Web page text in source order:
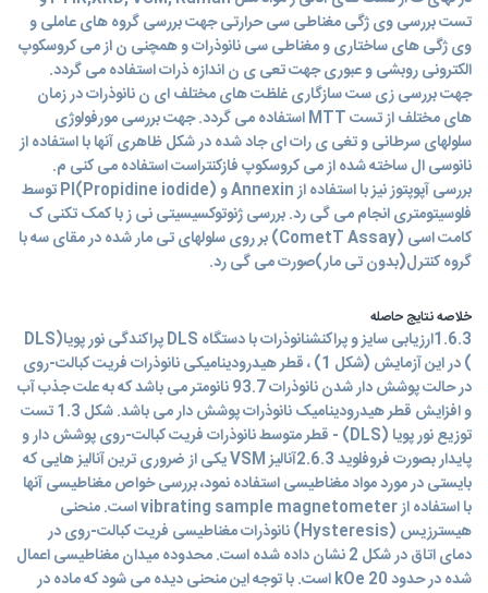
تست بررسی وی ژگی مغناطی سی حرارتی جهت بررسی گروه های عاملی و
وی ژگی های ساختاری و مغناطی سی نانوذرات و همچنی ن از می کروسکوپ
الکترونی روبشی و عبوری جهت تعی ی ن اندازه ذرات استفاده می گردد.
جهت بررسی زی ست سازگاری غلظت های مختلف ای ن نانوذرات در زمان
های مختلف از تست MTT استفاده می گردد. جهت بررسی مورفولوژی
سلولهای سرطانی و تغی ی رات ای جاد شده در شکل ظاهری آنها با استفاده از
نانوسی ال ساخته شده از می کروسکوپ فازکنتراست استفاده می کنی م.
بررسی آپوپتوز نیز با استفاده از Annexin و PI(Propidine iodide) توسط
فلوسیتومتری انجام می گی رد. بررسی ژنوتوکسیسیتی نی ز با کمک تکنی ک
کامت اسی (CometT Assay) بر روی سلولهای تی مار شده در مقای سه با
گروه کنترل(بدون تی مار)صورت می گی رد.
خلاصه نتایج حاصله
1.6.3ارزیابی سایز و پراکنشنانوذرات با دستگاه DLS پراکندگی نور پویا(DLS
) در این آزمایش (شکل 1) ، قطر هیدرودینامیکی نانوذرات فریت کبالت-روی
در حالت پوشش دار شدن نانوذرات 93.7 نانومتر می باشد که به علت جذب آب
و افزایش قطر هیدرودینامیک نانوذرات پوشش دار می باشد. شکل 1.3 تست
توزیع نور پویا (DLS) - قطر متوسط نانوذرات فریت کبالت-روی پوشش دار و
پایدار بصورت فروفلوید 2.6.3آنالیز VSM یکی از ضروری ترین آنالیز هایی که
بایستی در مورد مواد مغناطیسی استفاده نمود، بررسی خواص مغناطیسی آنها
با استفاده از vibrating sample magnetometer است. منحنی
هیسترزیس (Hysteresis) نانوذرات مغناطیسی فریت کبالت-روی در
دمای اتاق در شکل 2 نشان داده شده است. محدوده میدان مغناطیسی اعمال
شده در حدود 20 kOe است. با توجه این منحنی دیده می شود که ماده در